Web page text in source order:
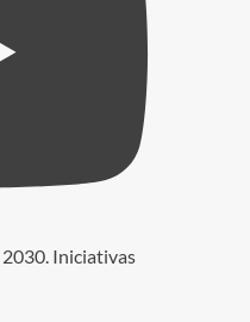
Iniciativas